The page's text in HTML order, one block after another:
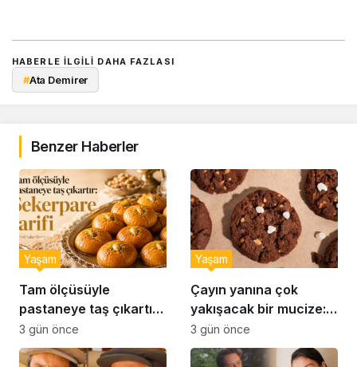
HABERLE ILGILI DAHA FAZLASI
#Ata Demirer
Benzer Haberler
Tam ölçüsüyle
pastaneye taş çıkartır:
Şekerpare tarifi
Yaşam
3 gün önce
Çayın yanına çok
yakışacak bir mucize:
Brownie tadında ıslak
kurabiye tarifi…
Yaşam
3 gün önce